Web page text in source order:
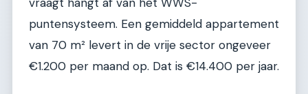
puntensysteem. Een gemiddeld appartement
van 70 m² levert in de vrije sector ongeveer
€1.200 per maand op. Dat is €14.400 per jaar.